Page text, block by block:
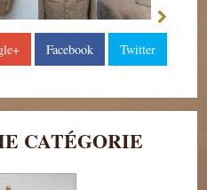
Facebook Twitter
CATÉGORIE